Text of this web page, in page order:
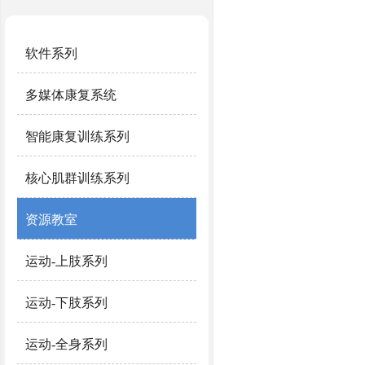
软件系列
多媒体康复系统
智能康复训练系列
核心肌群训练系列
资源教室
运动-上肢系列
运动-下肢系列
运动-全身系列